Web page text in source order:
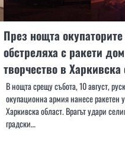
През нощта окупаторите
обстреляха с ракети
творчество в Харкивска
В нощта срещу събота, 10 август,
окупационна армия нанесе ракетен
Харкивска област. Врагът удари
градски…